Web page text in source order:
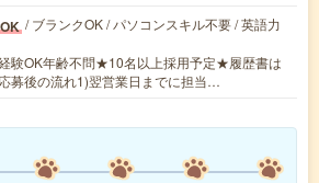
/ ブランクOK / パソコンスキル不要 / 英語力
験OK年齢不問★10名以上採用予定★履歴書は
募後の流れ1)翌営業日までに担当…